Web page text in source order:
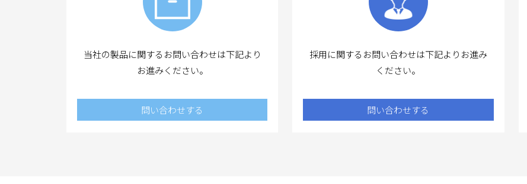
当社の製品に関するお問い合わせは下記より
お進みください。
問い合わせする
採用に関するお問い合わせは下記よりお進み
ください。
問い合わせする